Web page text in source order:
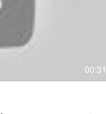
00:31